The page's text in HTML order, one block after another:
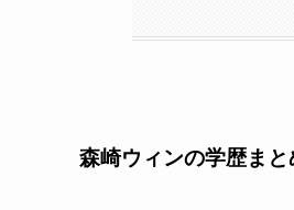
森崎ウィンの学歴まと